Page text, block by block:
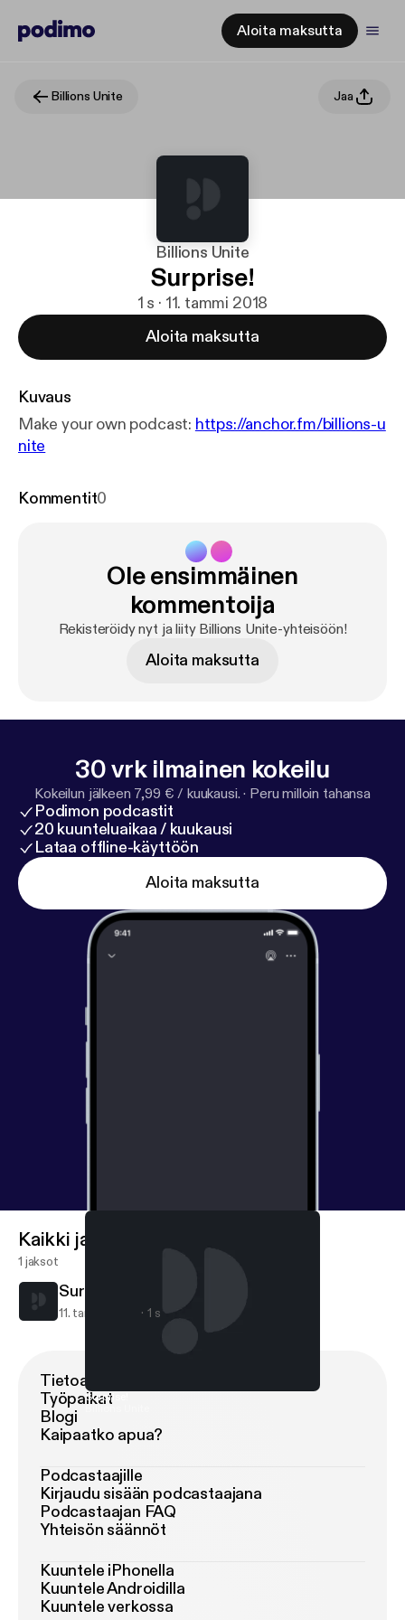
Aloita maksutta
Billions Unite Jaa
Billions Unite
Surprise!
1 s · 11. tammi 2018
Aloita maksutta
Kuvaus
Make your own podcast: https://anchor.fm/billions-u
nite
Kommentit0
Ole ensimmäinen
kommentoija
Rekisteröidy nyt ja liity Billions Unite-yhteisöön!
Aloita maksutta
30 vrk ilmainen kokeilu
Kokeilun jälkeen 7,99 € / kuukausi. · Peru milloin tahansa
Podimon podcastit
20 kuunteluaikaa / kuukausi
Lataa offline-käyttöön
Aloita maksutta
Surprise!
Kaikki jaksot
1 jaksot
Surprise!
11. tammi 2018 1 s
Tietoa Podimosta
Työpaikat
Blogi
Kaipaatko apua?
Podcastaajille
Kirjaudu sisään podcastaajana
Podcastaajan FAQ
Yhteisön säännöt
Kuuntele iPhonella
Kuuntele Androidilla
Kuuntele verkossa